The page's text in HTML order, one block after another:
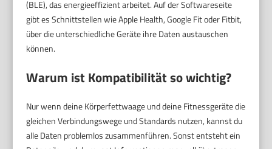
(BLE), das energieeffizient arbeitet. Auf der Softwareseite
gibt es Schnittstellen wie Apple Health, Google Fit oder Fitbit,
über die unterschiedliche Geräte ihre Daten austauschen
können.
Warum ist Kompatibilität so wichtig?
Nur wenn deine Körperfettwaage und deine Fitnessgeräte die
gleichen Verbindungswege und Standards nutzen, kannst du
alle Daten problemlos zusammenführen. Sonst entsteht ein